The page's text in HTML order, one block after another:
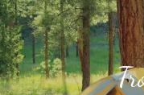
Aller
au
contenu
principal